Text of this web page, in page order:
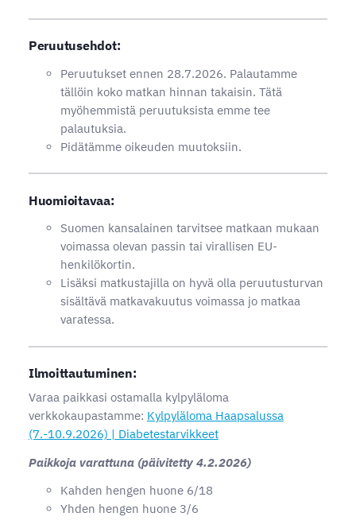
Peruutusehdot:
Peruutukset ennen 28.7.2026. Palautamme
tällöin koko matkan hinnan takaisin. Tätä
myöhemmistä peruutuksista emme tee
palautuksia.
Pidätämme oikeuden muutoksiin.
Huomioitavaa:
Suomen kansalainen tarvitsee matkaan mukaan
voimassa olevan passin tai virallisen EU-
henkilökortin.
Lisäksi matkustajilla on hyvä olla peruutusturvan
sisältävä matkavakuutus voimassa jo matkaa
varatessa.
Ilmoittautuminen:
Varaa paikkasi ostamalla kylpyläloma
verkkokaupastamme: Kylpyläloma Haapsalussa
(7.-10.9.2026) | Diabetestarvikkeet
Paikkoja varattuna (päivitetty 4.2.2026)
Kahden hengen huone 6/18
Yhden hengen huone 3/6